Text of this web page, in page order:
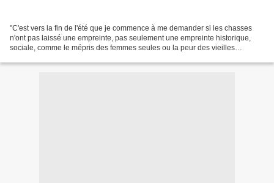
"C'est vers la fin de l'été que je commence à me demander si les chasses
n'ont pas laissé une empreinte, pas seulement une empreinte historique,
sociale, comme le mépris des femmes seules ou la peur des vieilles